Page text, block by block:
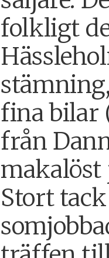
folkligt
fina bilar
från
makalöst
Stort